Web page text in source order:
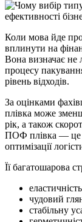
Коли мова йде
вплинути на
Вона визначає не
процесу
рівень відходів.
За оцінками
плівка може
рік, а також
ПОФ плівка — це
оптимізації
Її багатошарова
чудовий
стабільну